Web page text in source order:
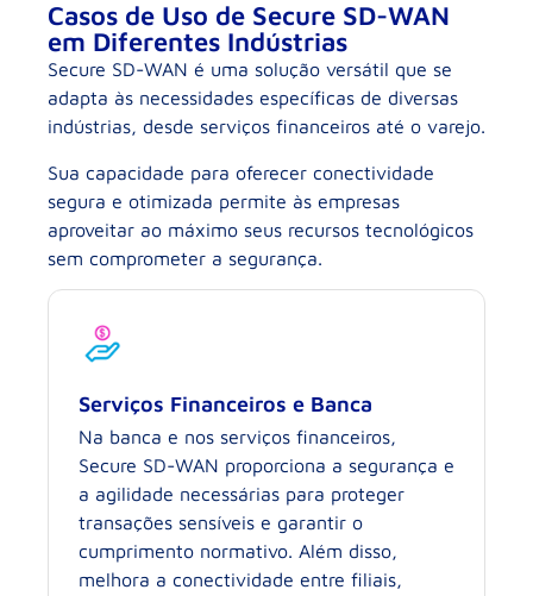
Casos de Uso de Secure SD-WAN
em Diferentes Indústrias
Secure SD-WAN é uma solução versátil que se
adapta às necessidades específicas de diversas
indústrias, desde serviços financeiros até o varejo.
Sua capacidade para oferecer conectividade
segura e otimizada permite às empresas
aproveitar ao máximo seus recursos tecnológicos
sem comprometer a segurança.
Serviços Financeiros e Banca
Na banca e nos serviços financeiros,
Secure SD-WAN proporciona a segurança e
a agilidade necessárias para proteger
transações sensíveis e garantir o
cumprimento normativo. Além disso,
melhora a conectividade entre filiais,